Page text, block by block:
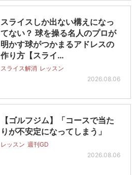
スライスしか出ない構えになっ
てない？ 球を操る名人のプロが
明かす球がつかまるアドレスの
作り方【スライ…
スライス解消 レッスン
2026.08.06
【ゴルフジム】「コースで当た
りが不安定になってしまう」
レッスン 週刊GD
2026.08.06